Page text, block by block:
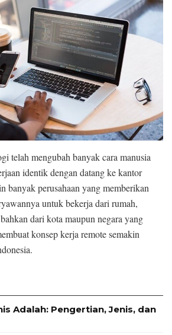
telah mengubah banyak cara manusia
identik dengan datang ke kantor
banyak perusahaan yang memberikan
untuk bekerja dari rumah,
dari kota maupun negara yang
konsep kerja remote semakin
Adalah: Pengertian, Jenis, dan